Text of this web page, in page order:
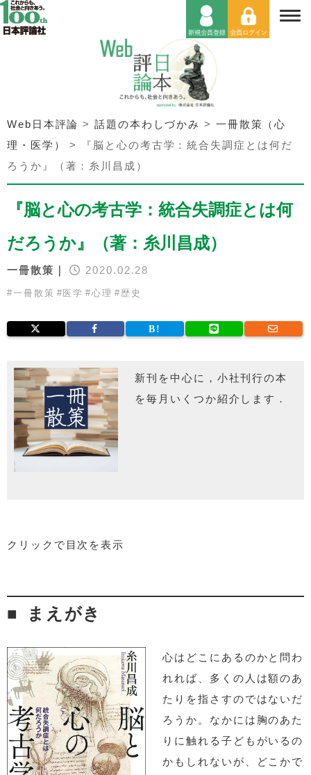
Web日本評論 >話題の本わしづかみ > 一冊散策（心
理・医学）
>
『脳と心の考古学：統合失調症とは何だ
ろうか』（著：糸川昌成）
『脳と心の考古学：統合失調症とは何
だろうか』（著：糸川昌成）
一冊散策｜ 2020.02.28
# 一冊散策 #医学 #心理 # 歴史
新刊を中心に，小社刊行の本
を毎月いくつか紹介します．
クリックで目次を表示
まえがき
心はどこにあるのかと問わ
れれば、多くの人は額のあ
たりを指さすのではないだ
ろうか。なかには胸のあた
りに触れる子どもがいるの
かもしれないが、どこかで